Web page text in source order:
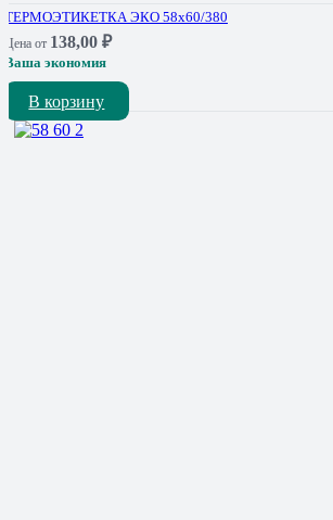
ТЕРМОЭТИКЕТКА ЭКО 58х60/380
Цена от 138,00 ₽
Ваша экономия
В корзину